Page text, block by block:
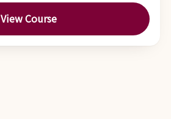
View Course